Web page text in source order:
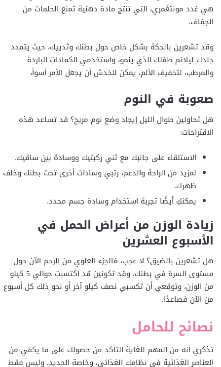
هي غدد مونتغمري، التي تنتج مادة دهنية تمنع الحلمات من
الجفاف.
وقد تشعرين بالحكة بشكل خاص حول بطنك وثدييك، حيث يتمدد
جلدك ليلائم طفلك الذي ينمو، واستخدمي الكمادات الباردة
والمرطب، لتخفيف الألم، يمكن للخدش أن يجعل الأمر أسوأ،
صعوبة في النوم
هل تحاولين طوال الليل إيجاد وضع نوم مريح؟ قد تساعد هذه
الاقتراحات:
الاستلقاء على جانبك مع ثني ركبتيك ووسادة بين ساقيك.
لمزيد من الراحة والدعم، رتبي وسادات أخرى تحت بطنك وخلف
ظهرك.
يمكنكِ أيضًا تجربة استخدام وسادة جسم محدد.
زيادة الوزن من أعراض الحمل في
الأسبوع العشرين
هل تشعرين بالضيق؟ لا عجب، فالجزء العلوي من الرحم الآن حول
مستوى السرة في بطنك، وقد تكونين قد اكتسبتِ حوالي 5 كيلو
من الوزن، وتوقعي أن تكسبي نصف كيلو آخر أو نحو ذلك كل أسبوع
من الآن فصاعدًا.
نصائح للحامل
تذكري أنه من المهم للغاية التأكد من حصولك على ما يكفي من
العناصر الغذائية في نظامك الغذائي، وخاصة الحديد، وليس فقط